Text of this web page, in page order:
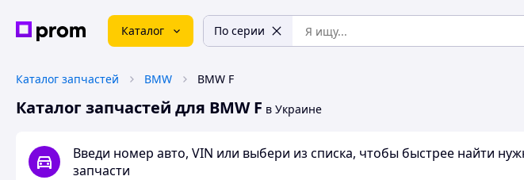
Каталог По серии
Каталог запчастей BMW BMW F
Каталог запчастей для BMW F в Украине
Введи номер авто, VIN или выбери из списка, чтобы быстрее найти
запчасти